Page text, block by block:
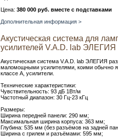
Цена: 380 000 руб. вместе с подставками
Дополнительная информация >
Акустическая система для
усилителей V.A.D. lab ЭЛЕГИЯ
Акустическая система V.A.D. lab ЭЛЕГИЯ
маломощными усилителями, коими обычно
классе А, усилители.
Технические характеристики:
Чувствительность: 93 дБ 1Вт/м
Частотный диапазон: 30 Гц-23 кГц
Размеры:
Ширина передней панели: 290 мм;
Максимальная ширина корпуса: 363 мм;
Глубина: 535 мм (без разъёмов на задней
Ширина с грилем и разъёмами: 595 мм;